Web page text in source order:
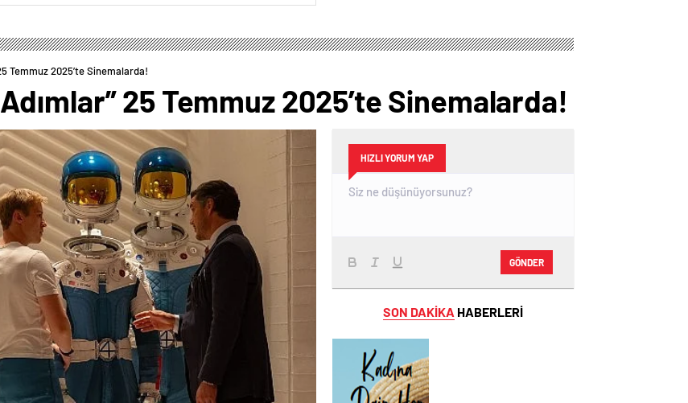
Temmuz 2025’te Sinemalarda!
25 Temmuz 2025’te Sinemalarda!
HIZLI YORUM YAP
GÖNDER
SON DAKİKA HABERLERİ